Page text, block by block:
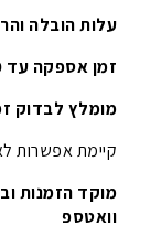
עלות הובלה
זמן אספקה עד 30 ימי עסקים ( לרוב מסופק לפניי…)
מומלץ לבדוק
קיימת אפשרות
וואטספ